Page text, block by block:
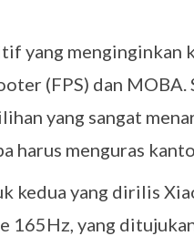
yang menginginkan
(FPS) dan MOBA.
yang sangat
harus menguras
kedua yang dirilis
165Hz, yang